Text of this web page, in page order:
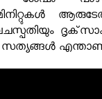
സത്യങ്ങൾ